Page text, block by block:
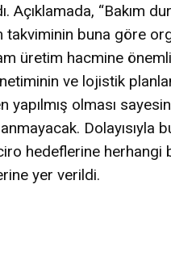
Açıklamada, “Bakım
takviminin buna göre
üretim hacmine
ve lojistik
olması
Dolayısıyla
hedeflerine herhangi
yer verildi.